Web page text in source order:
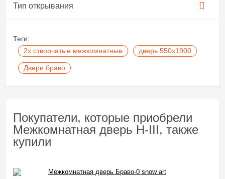
Тип открывания
Теги:
2х створчатые межкомнатные
дверь 550х1900
Двери браво
Покупатели, которые приобрели
Межкомнатная дверь H-III, также
купили
Межкомнатная дверь Браво-0 snow art